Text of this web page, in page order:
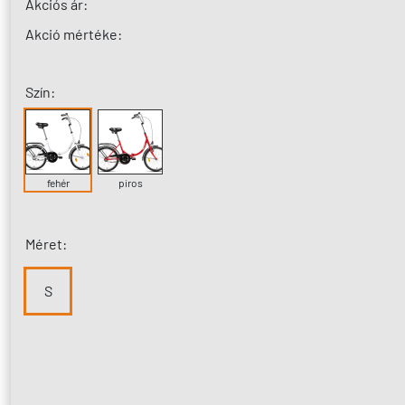
Akciós ár:
Akció mértéke:
Szín:
fehér piros
Méret:
S